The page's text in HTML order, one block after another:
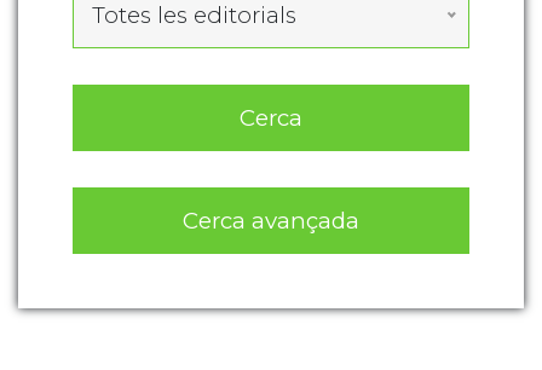
Totes les editorials
Cerca
Cerca avançada